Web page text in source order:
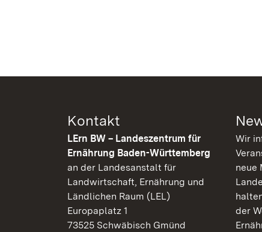
Kontakt
LErn BW – Landeszentrum für
Ernährung Baden-Württemberg
an der Landesanstalt für
Landwirtschaft, Ernährung und
Ländlichen Raum (LEL)
Europaplatz 1
73525 Schwäbisch Gmünd
Wir
neue
der